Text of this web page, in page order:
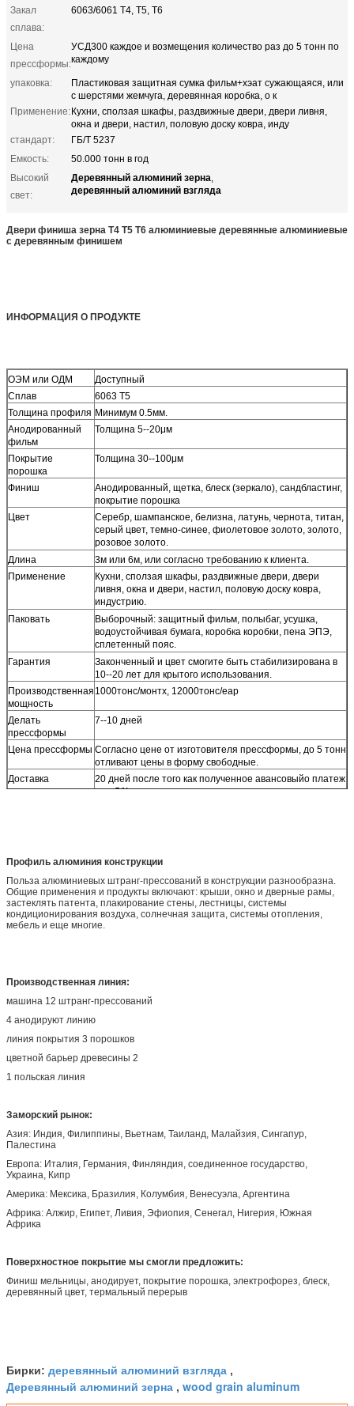
Закал
сплава:
6063/6061 Т4, Т5, Т6
Цена
прессформы:
УСД300 каждое и возмещения количество раз до 5 тонн по
каждому
упаковка:
Пластиковая защитная сумка фильм+хэат сужающаяся, или
с шерстями жемчуга, деревянная коробка, о к
Применение:Кухни, сползая шкафы, раздвижные двери, двери ливня,
окна и двери, настил, половую доску ковра, инду
стандарт:
ГБ/Т 5237
Емкость:
50.000 тонн в год
Высокий
свет:
Деревянный алюминий зерна,
деревянный алюминий взгляда
Двери финиша зерна Т4 Т5 Т6 алюминиевые деревянные алюминиевые
с деревянным финишем
ИНФОРМАЦИЯ О ПРОДУКТЕ
ОЭМ или ОДМ
Доступный
Сплав
6063 Т5
Толщина профиля Минимум 0.5мм.
Анодированный
фильм
Толщина 5--20μм
Покрытие
порошка
Толщина 30--100μм
Финиш
Анодированный, щетка, блеск (зеркало), сандбластинг,
покрытие порошка
Цвет
Серебр, шампанское, белизна, латунь, чернота, титан,
серый цвет, темно-синее, фиолетовое золото, золото,
розовое золото.
Длина
3м или 6м, или согласно требованию к клиента.
Применение
Кухни, сползая шкафы, раздвижные двери, двери
ливня, окна и двери, настил, половую доску ковра,
индустрию.
Паковать
Выборочный: защитный фильм, полыбаг, усушка,
водоустойчивая бумага, коробка коробки, пена ЭПЭ,
сплетенный пояс.
Гарантия
Законченный и цвет смогите быть стабилизирована в
10--20 лет для крытого использования.
Производственная
мощность
1000тонс/монтх, 12000тонс/еар
Делать
прессформы
7--10 дней
Цена прессформы Согласно цене от изготовителя прессформы, до 5 тонн
отливают цены в форму свободные.
Доставка
20 дней после того как полученное авансовыйо платеж
или Л/К по предъявлении получили.
Профиль алюминия конструкции
Польза алюминиевых штранг-прессований в конструкции разнообразна.
Общие применения и продукты включают: крыши, окно и дверные рамы,
застеклять патента, плакирование стены, лестницы, системы
кондиционирования воздуха, солнечная защита, системы отопления,
мебель и еще многие.
Производственная линия:
машина 12 штранг-прессований
4 анодируют линию
линия покрытия 3 порошков
цветной барьер древесины 2
1 польская линия
Заморский рынок:
Азия: Индия, Филиппины, Вьетнам, Таиланд, Малайзия, Сингапур,
Палестина
Европа: Италия, Германия, Финляндия, соединенное государство,
Украина, Кипр
Америка: Мексика, Бразилия, Колумбия, Венесуэла, Аргентина
Африка: Алжир, Египет, Ливия, Эфиопия, Сенегал, Нигерия, Южная
Африка
Поверхностное покрытие мы смогли предложить:
Финиш мельницы, анодирует, покрытие порошка, электрофорез, блеск,
деревянный цвет, термальный перерыв
Бирки: деревянный алюминий взгляда ,
Деревянный алюминий зерна , wood grain aluminum